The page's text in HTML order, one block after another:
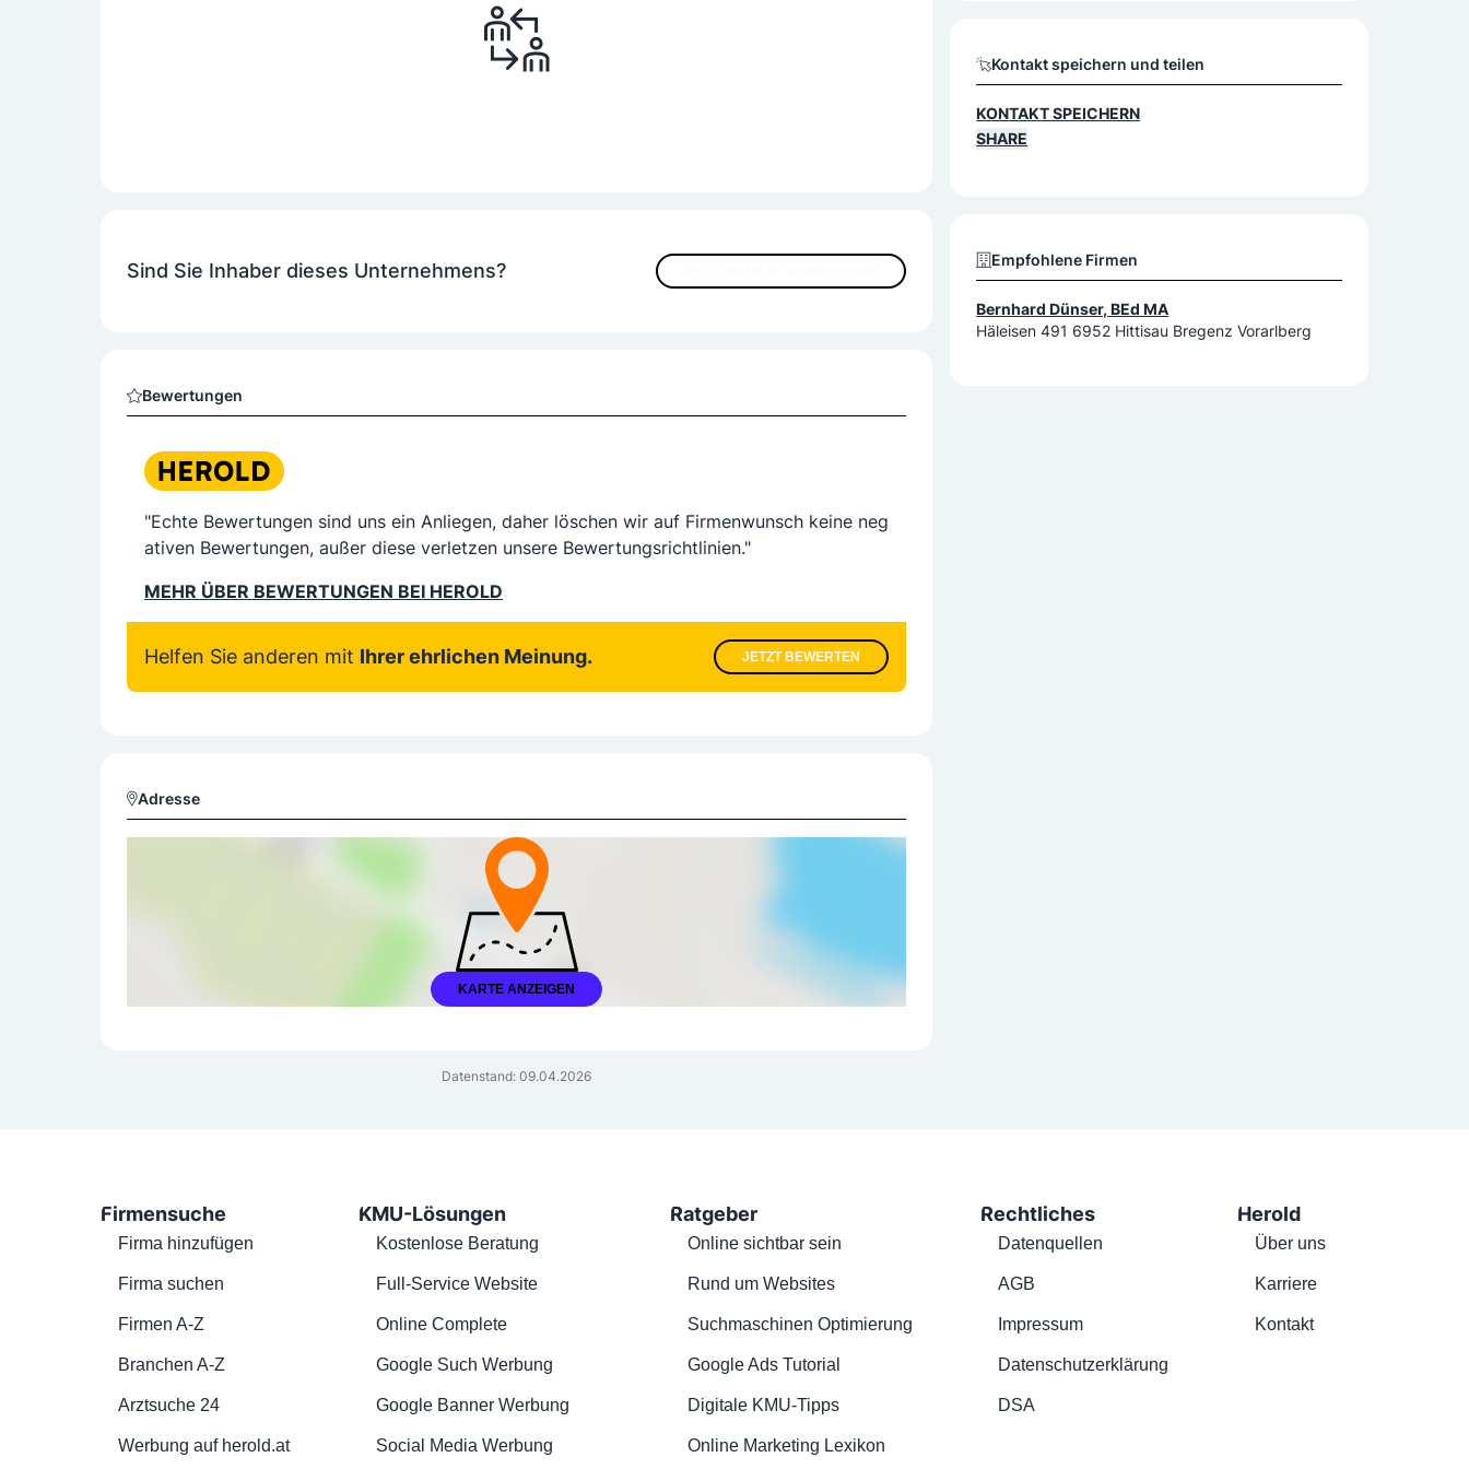
Sind Sie Inhaber dieses Unternehmens?
Bewertungen
"Echte Bewertungen sind uns ein Anliegen, daher löschen wir auf Firmenwunsch keine neg
ativen Bewertungen, außer diese verletzen unsere Bewertungsrichtlinien."
MEHR ÜBER BEWERTUNGEN BEI HEROLD
Helfen Sie anderen mit Ihrer ehrlichen Meinung. JETZT BEWERTEN
Adresse
KARTE ANZEIGEN
Datenstand: 09.04.2026
Kontakt speichern und teilen
KONTAKT SPEICHERN
SHARE
Empfohlene Firmen
Bernhard Dünser, BEd MA
Häleisen 491 6952 Hittisau Bregenz Vorarlberg
Firmensuche
Firma hinzufügen
Firma suchen
Firmen A-Z
Branchen A-Z
Arztsuche 24
Werbung auf herold.at
KMU-Lösungen
Kostenlose Beratung
Full-Service Website
Online Complete
Google Such Werbung
Google Banner Werbung
Social Media Werbung
Ratgeber
Online sichtbar sein
Rund um Websites
Suchmaschinen Optimierung
Google Ads Tutorial
Digitale KMU-Tipps
Online Marketing Lexikon
Rechtliches
Datenquellen
AGB
Impressum
Datenschutzerklärung
DSA
Herold
Über uns
Karriere
Kontakt